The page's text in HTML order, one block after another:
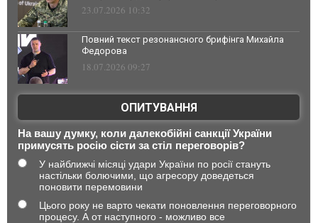
23.07.2026 10:32
Повний текст резонансного брифінга Михайла
Федорова
18.07.2026 09:27
ОПИТУВАННЯ
На вашу думку, коли далекобійні санкції України
примусять росію сісти за стіл переговорів?
У найближчі місяці удари України по росії стануть
настільки болючими, що агресору доведеться
поновити перемовини
Цього року не варто чекати поновлення переговорного
процесу. А от наступного - можливо все